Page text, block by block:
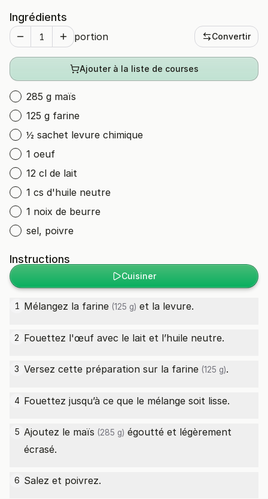
Ingrédients
portion Convertir
Ajouter à la liste de courses
285 g maïs
125 g farine
½ sachet levure chimique
1 oeuf
12 cl de lait
1 cs d'huile neutre
1 noix de beurre
sel, poivre
Instructions
Cuisiner
1 Mélangez la farine (125 g) et la levure.
2 Fouettez l'œuf avec le lait et l’huile neutre.
3 Versez cette préparation sur la farine (125 g).
4 Fouettez jusqu’à ce que le mélange soit lisse.
5 Ajoutez le maïs (285 g) égoutté et légèrement
écrasé.
6 Salez et poivrez.